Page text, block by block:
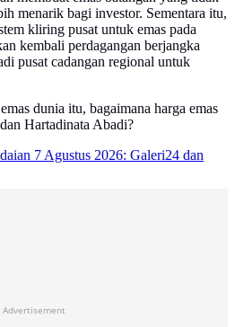
menarik bagi investor. Sementara itu,
kliring pusat untuk emas pada
kembali perdagangan berjangka
pusat cadangan regional untuk
dunia itu, bagaimana harga emas
Hartadinata Abadi?
7 Agustus 2026: Galeri24 dan
Advertisement